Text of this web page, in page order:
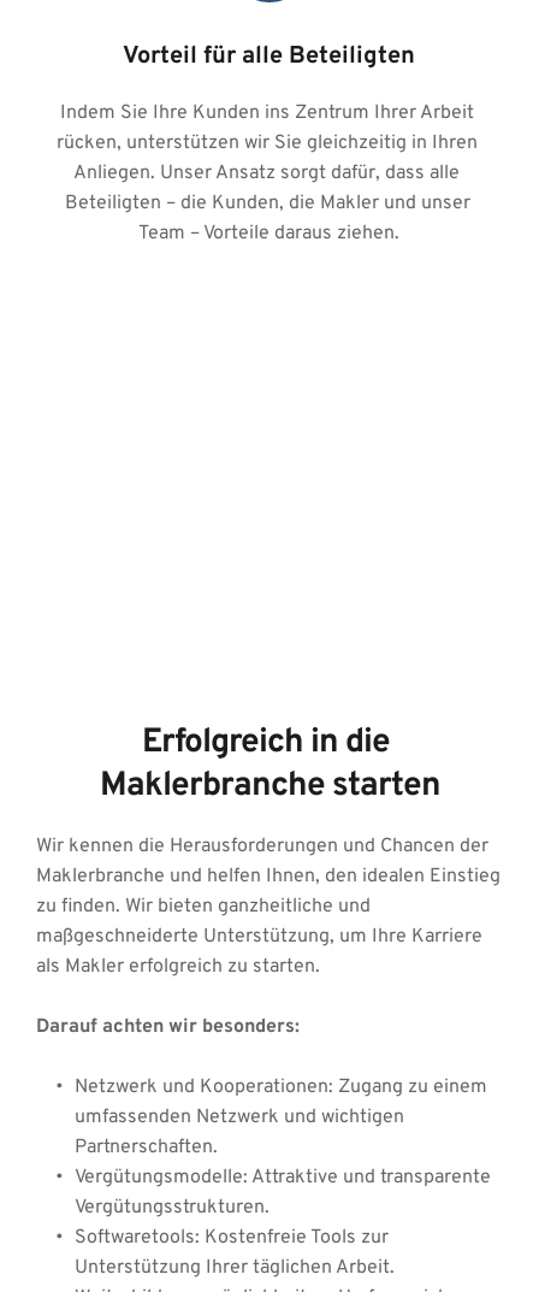
Vorteil für alle Beteiligten
Indem Sie Ihre Kunden ins Zentrum Ihrer Arbeit
rücken, unterstützen wir Sie gleichzeitig in Ihren
Anliegen. Unser Ansatz sorgt dafür, dass alle
Beteiligten – die Kunden, die Makler und unser
Team – Vorteile daraus ziehen.
Erfolgreich in die
Maklerbranche starten
Wir kennen die Herausforderungen und Chancen der
Maklerbranche und helfen Ihnen, den idealen Einstieg
zu finden. Wir bieten ganzheitliche und
maßgeschneiderte Unterstützung, um Ihre Karriere
als Makler erfolgreich zu starten.
Darauf achten wir besonders:
Netzwerk und Kooperationen: Zugang zu einem
umfassenden Netzwerk und wichtigen
Partnerschaften.
Vergütungsmodelle: Attraktive und transparente
Vergütungsstrukturen.
Softwaretools: Kostenfreie Tools zur
Unterstützung Ihrer täglichen Arbeit.